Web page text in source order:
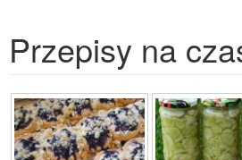
Przepisy na